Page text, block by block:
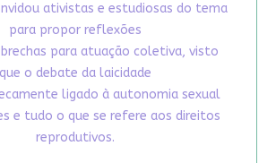
ativistas e estudiosas do tema
para propor reflexões
para atuação coletiva, visto
que o debate da laicidade
ligado à autonomia sexual
e tudo o que se refere aos direitos
reprodutivos.